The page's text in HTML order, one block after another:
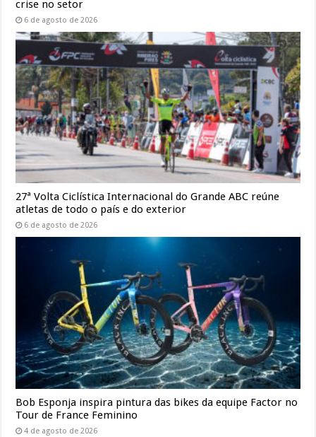
crise no setor
6 de agosto de 2026
27ª Volta Ciclística Internacional do Grande ABC reúne
atletas de todo o país e do exterior
6 de agosto de 2026
Bob Esponja inspira pintura das bikes da equipe Factor no
Tour de France Feminino
4 de agosto de 2026